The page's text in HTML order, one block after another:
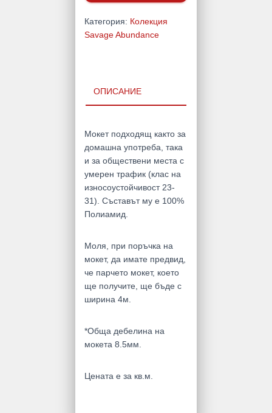
Категория: Колекция
Savage Abundance
ОПИСАНИЕ
Мокет подходящ както за
домашна употреба, така
и за обществени места с
умерен трафик (клас на
износоустойчивост 23-
31). Съставът му е 100%
Полиамид.
Моля, при поръчка на
мокет, да имате предвид,
че парчето мокет, което
ще получите, ще бъде с
ширина 4м.
*Обща дебелина на
мокета 8.5мм.
Цената е за кв.м.